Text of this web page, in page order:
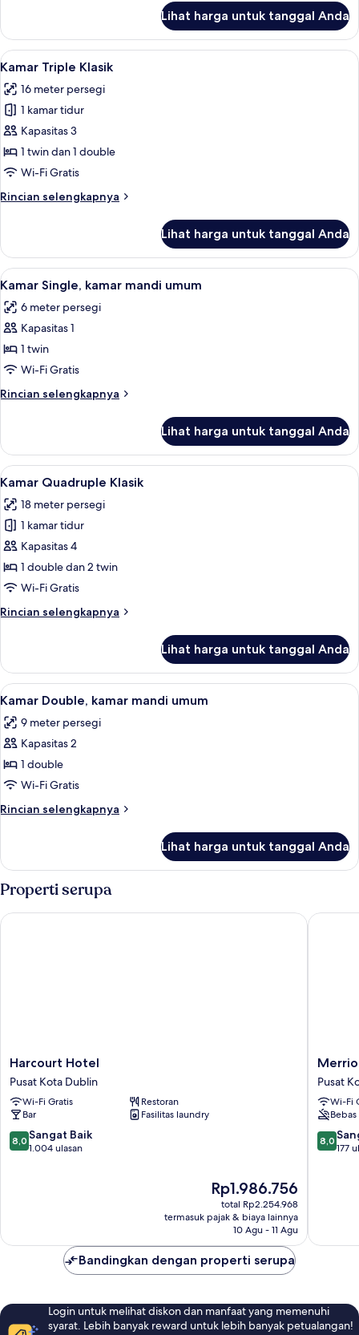
Tidur
Double
Kamar
Double
Premier,
Tempat
Tidur
Double
Lihat harga untuk tanggal Anda
Lihat
semua
foto
untuk
Kamar
Triple
Klasik
Kamar Triple Klasik | Setrika/meja
6
Kamar Triple Klasik
16 meter persegi
1 kamar tidur
Kapasitas 3
1 twin dan 1 double
Wi-Fi Gratis
Rincian selengkapnya
Rincian
Kamar
Triple
Klasik
Lihat harga untuk tanggal Anda
Lihat
semua
foto
untuk
Kamar
Single,
kamar
mandi
Kamar Single, kamar mandi umum |
5
Kamar Single, kamar mandi umum
6 meter persegi
Kapasitas 1
1 twin
Wi-Fi Gratis
Rincian selengkapnya
Rincian
Kamar
Single,
kamar
umum
Lihat harga untuk tanggal Anda
Lihat
semua
foto
untuk
Kamar
Quadruple
Klasik
Kamar Quadruple Klasik | Setrika/
5
Kamar Quadruple Klasik
18 meter persegi
1 kamar tidur
Kapasitas 4
1 double dan 2 twin
Wi-Fi Gratis
Rincian selengkapnya
Rincian
Kamar
Quadruple
Klasik
Lihat harga untuk tanggal Anda
Lihat
semua
foto
untuk
Kamar
Double,
kamar
mandi
Kamar Double, kamar mandi umum
4
Kamar Double, kamar mandi umum
9 meter persegi
Kapasitas 2
1 double
Wi-Fi Gratis
Rincian selengkapnya
Rincian
Kamar
Double,
kamar
mandi
umum
Lihat harga untuk tanggal Anda
Properti serupa
Harcourt
Hotel
Pusat
Kota
Dublin
Harcourt Hotel
Pusat Kota Dublin
Wi-Fi Gratis
Restoran
Bar
Fasilitas laundry
8.0
dari
8,0 Sangat Baik
1.004 ulasan
Harga
sekarang
Rp1.986.756
Rp1.986.756
total Rp2.254.968
termasuk pajak & biaya lainnya
10 Agu - 11 Agu
Harcourt Hotel
Merrion
Square
Studios
Pusat
Kota
Dublin
Pusat
Wi-Fi
8.0
dari
8,0
177
Merrion
Bandingkan dengan properti serupa
Login untuk melihat diskon dan manfaat yang memenuhi
syarat. Lebih banyak reward untuk lebih banyak petualangan!